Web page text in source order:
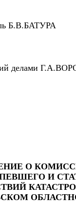
Б.В.БАТУРА
делами
О
И